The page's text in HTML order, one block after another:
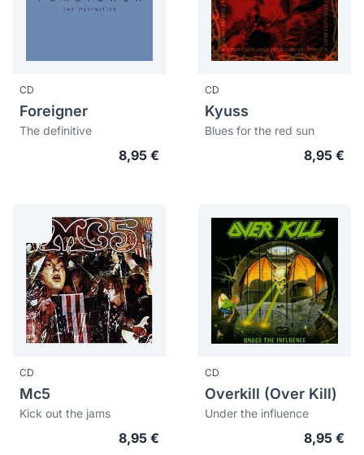
CD
Foreigner
The definitive
8,95 €
CD
Kyuss
Blues for the red sun
8,95 €
CD
Mc5
Kick out the jams
8,95 €
CD
Overkill (Over Kill)
Under the influence
8,95 €